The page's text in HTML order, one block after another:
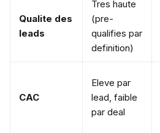
Qualite des
leads
Tres haute
(pre-
qualifies par
definition)
CAC
Eleve par
lead, faible
par deal